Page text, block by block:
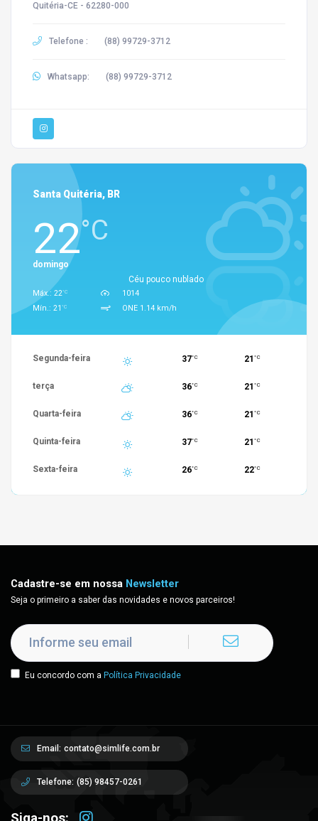
Quitéria-CE - 62280-000
Telefone : (88) 99729-3712
Whatsapp: (88) 99729-3712
Santa Quitéria, BR
22°C
Céu pouco nublado
domingo
Máx.: 22°C
Mín.: 21 °C
1014
ONE 1.14 km/h
Segunda-feira 37°C 21 °C
terça 36°C 21 °C
Quarta-feira 36°C 21 °C
Quinta-feira 37°C 21 °C
Sexta-feira 26°C 22°C
Cadastre-se em nossa Newsletter
Seja o primeiro a saber das novidades e novos parceiros!
Eu concordo com a Política Privacidade
Email: contato@simlife.com.br
Telefone: (85) 98457-0261